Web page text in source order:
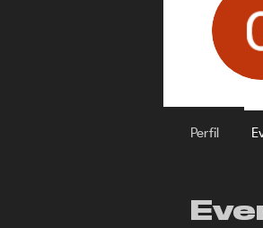
Perfil